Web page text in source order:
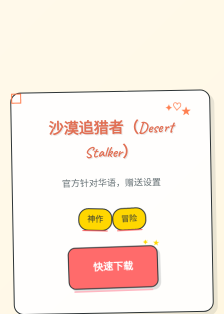
沙漠追猎者（Desert
Stalker）
✦♡★
官方针对华语，赠送设置
神作 冒险
快速下载
→
✦ ★